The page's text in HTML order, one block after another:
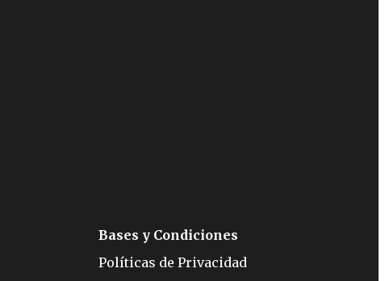
Bases y Condiciones
Políticas de Privacidad